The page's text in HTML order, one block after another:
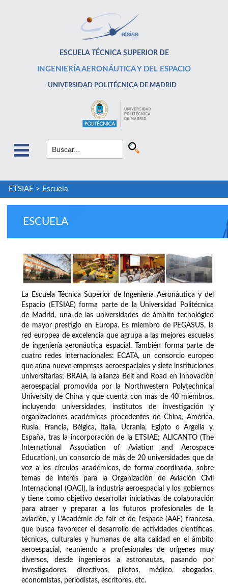
ESCUELA TÉCNICA SUPERIOR DE
INGENIERÍA AERONÁUTICA Y DEL ESPACIO
UNIVERSIDAD POLITÉCNICA DE MADRID
ETSIAE > Escuela
ESCUELA
La Escuela Técnica Superior de Ingeniería Aeronáutica y del
Espacio (ETSIAE) forma parte de la Universidad Politécnica
de Madrid, una de las universidades de ámbito tecnológico
de mayor prestigio en Europa. Es miembro de PEGASUS, la
red europea de excelencia que agrupa a las mejores escuelas
de ingeniería aeronáutica espacial. También forma parte de
cuatro redes internacionales: ECATA, un consorcio europeo
que aúna nueve empresas aeroespaciales y siete instituciones
universitarias; BRAIA, la alianza Belt and Road en innovación
aeroespacial promovida por la Northwestern Polytechnical
University de China y que cuenta con más de 40 miembros,
incluyendo universidades, institutos de investigación y
organizaciones académicas procedentes de China, América,
Rusia, Francia, Bélgica, Italia, Ucrania, Egipto o Argelia y,
España, tras la incorporación de la ETSIAE; ALICANTO (The
International Association of Aviation and Aerospace
Education), un consorcio de más de 20 universidades que da
voz a los círculos académicos, de forma coordinada, sobre
temas de interés para la Organización de Aviación Civil
Internacional (OACI), la industria aeroespacial y los gobiernos
y tiene como objetivo desarrollar iniciativas de colaboración
para atraer y preparar a los futuros profesionales de la
aviación, y L'Académie de l'air et de l'espace (AAE) francesa,
que busca favorecer el desarrollo de actividades científicas,
técnicas, culturales y humanas de alta calidad en el ámbito
aeroespacial, reuniendo a profesionales de orígenes muy
diversos, desde ingenieros a astronautas, pasando por
investigadores, directivos, pilotos, médico, abogados,
economistas, periodistas, escritores, etc.